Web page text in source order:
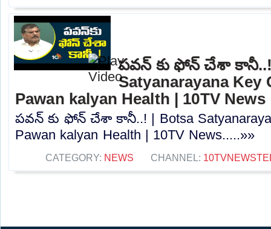
పవన్ కు ఫోన్ చేశా
Satyanarayana Key
Pawan kalyan Health | 10TV News
పవన్ కు ఫోన్ చేశా కానీ..! | Botsa
Pawan kalyan Health | 10TV News.....»»
CATEGORY: NEWS CHANNEL: